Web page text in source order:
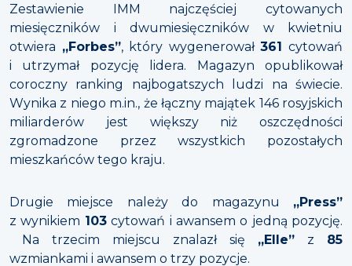
Zestawienie IMM najczęściej cytowanych
miesięczników i dwumiesięczników w kwietniu
otwiera „Forbes”, który wygenerował361 cytowań
i utrzymał pozycję lidera. Magazyn opublikował
coroczny ranking najbogatszych ludzi na świecie.
Wynika z niego m.in., że łączny majątek 146 rosyjskich
miliarderów jest większy niż oszczędności
zgromadzone przez wszystkich pozostałych
mieszkańców tego kraju.
Drugie miejsce należy do magazynu „Press”
z wynikiem 103cytowań i awansem o jedną pozycję.
Na trzecim miejscu znalazł się „Elle” z 85
wzmiankami i awansem o trzy pozycje.